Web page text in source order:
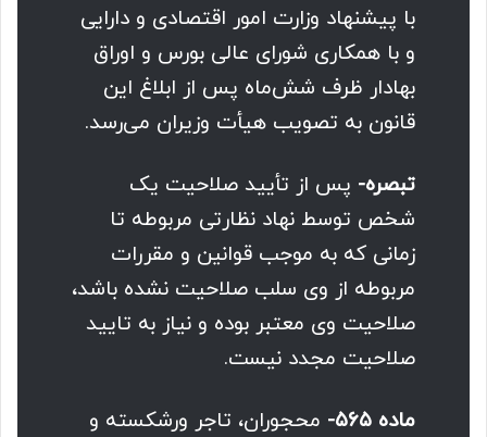
با پیشنهاد وزارت امور اقتصادی و دارایی
و با همکاری شورای عالی بورس و اوراق
بهادار ظرف شش‌ماه پس از ابلاغ این
قانون به تصویب هیأت وزیران می‌رسد.
تبصره- پس از تأیید صلاحیت یک
شخص توسط نهاد نظارتی مربوطه تا
زمانی که به موجب قوانین و مقررات
مربوطه از وی سلب صلاحیت نشده باشد،
صلاحیت وی معتبر بوده و نیاز به تایید
صلاحیت مجدد نیست.
ماده ۵۶۵-
محجوران، تاجر ورشکسته و